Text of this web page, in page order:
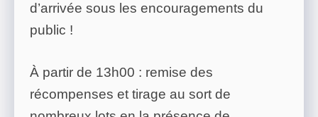
d’arrivée sous les encouragements du
public !
À partir de 13h00 : remise des
récompenses et tirage au sort de